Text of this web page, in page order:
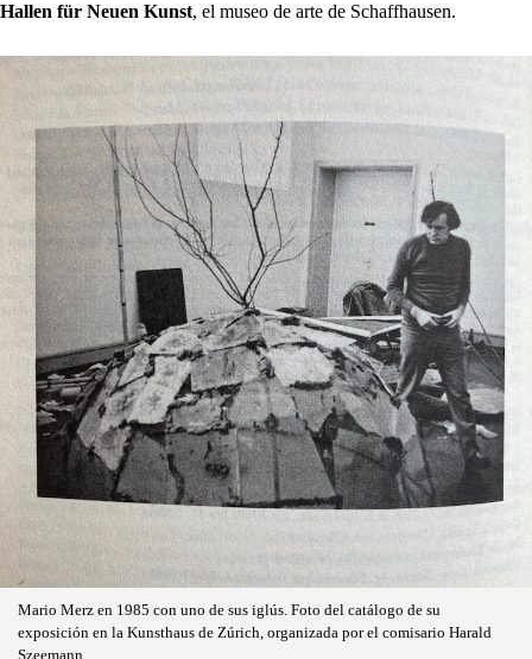
Hallen für Neuen Kunst, el museo de arte de Schaffhausen.
Mario Merz en 1985 con uno de sus iglús. Foto del catálogo de su
exposición en la Kunsthaus de Zúrich, organizada por el comisario Harald
Szeemann.